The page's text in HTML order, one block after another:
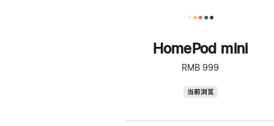
HomePod mini
RMB 999
当前浏览